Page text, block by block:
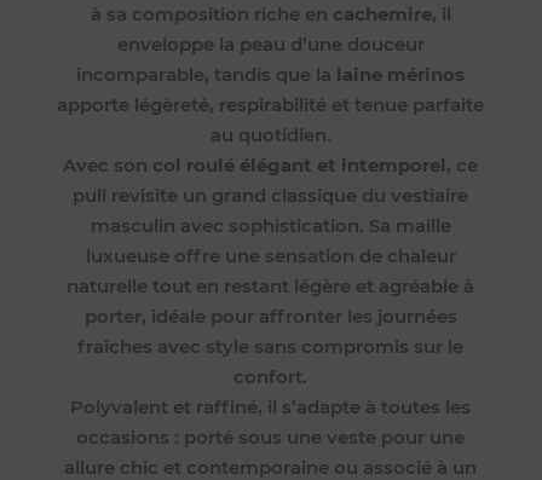
à sa composition riche en cachemire, il
enveloppe la peau d’une douceur
incomparable, tandis que la laine mérinos
apporte légèreté, respirabilité et tenue parfaite
au quotidien.
Avec son col roulé élégant et intemporel, ce
pull revisite un grand classique du vestiaire
masculin avec sophistication. Sa maille
luxueuse offre une sensation de chaleur
naturelle tout en restant légère et agréable à
porter, idéale pour affronter les journées
fraîches avec style sans compromis sur le
confort.
Polyvalent et raffiné, il s’adapte à toutes les
occasions : porté sous une veste pour une
allure chic et contemporaine ou associé à un